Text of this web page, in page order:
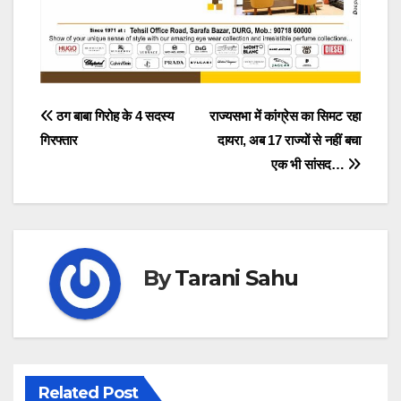
Post
navigation
राज्यसभा में कांग्रेस का सिमट रहा
दायरा, अब 17 राज्यों से नहीं बचा
एक भी सांसद…
ठग बाबा गिरोह के 4 सदस्य
गिरफ्तार
ByTarani Sahu
Related Post